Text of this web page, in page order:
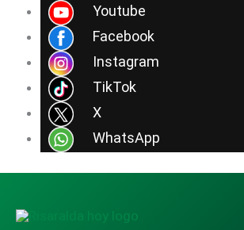
Youtube
Facebook
Instagram
TikTok
X
WhatsApp
contenido